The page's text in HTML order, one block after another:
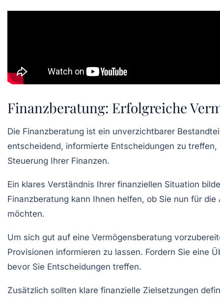
Finanzberatung: Erfolgreiche
Die Finanzberatung ist ein unverzichtbarer
entscheidend, informierte Entscheidungen zu
Steuerung Ihrer Finanzen.
Ein klares Verständnis Ihrer finanziellen Situation
Finanzberatung kann Ihnen helfen, ob Sie nun für die
möchten.
Um sich gut auf eine Vermögensberatung
Provisionen informieren zu lassen. Fordern Sie eine
bevor Sie Entscheidungen treffen.
Zusätzlich sollten klare finanzielle Zielsetzungen